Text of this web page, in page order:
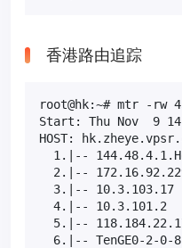
香港路由追踪
root@hk:~# mtr -rw
Start: Thu Nov  9
HOST:
1.|--
2.|--
3.|-- 10.3.103.17
4.|-- 10.3.101.2
5.|--
6.|-- TenGE0-2-0-